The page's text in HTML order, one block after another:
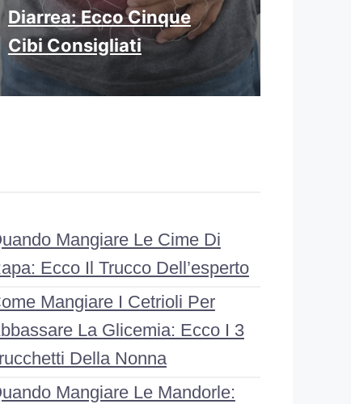
Diarrea: Ecco Cinque
Cibi Consigliati
Mangiare Le Cime Di
Ecco Il Trucco Dell’esperto
Mangiare I Cetrioli Per
La Glicemia: Ecco I 3
Della Nonna
Mangiare Le Mandorle: